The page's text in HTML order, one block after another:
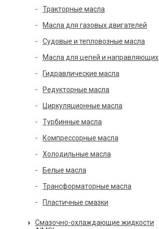
Тракторные масла
Масла для газовых двигателей
Судовые и тепловозные масла
Масла для цепей и направляющих
Гидравлические масла
Редукторные масла
Циркуляционные масла
Турбинные масла
Компрессорные масла
Холодильные масла
Белые масла
Трансформаторные масла
Пластичные смазки
Смазочно-охлаждающие жидкости